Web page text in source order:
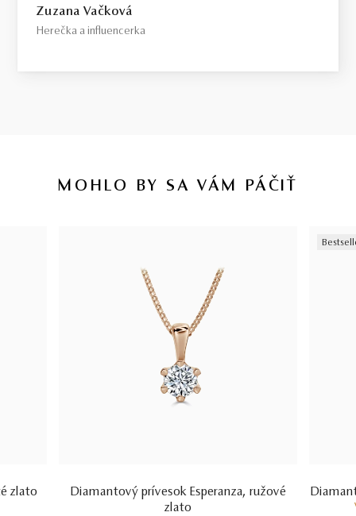
Zuzana Vačková
Herečka a influencerka
MOHLO BY SA VÁM PÁČIŤ
zlato
Diamantový prívesok Esperanza, ružové
zlato